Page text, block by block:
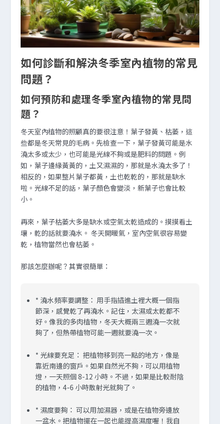
如何診斷和解決冬季室內植物的常見
問題？
如何預防和處理冬季室內植物的常見問
題？
冬天室內植物的照顧真的要很注意！葉子發黃、枯萎，這
些都是冬天常見的毛病。先檢查一下，葉子發黃可能是水
澆太多或太少，也可能是光線不夠或是肥料的問題。例
如，葉子邊緣黃黃的，土又濕濕的，那就是水澆太多了！
相反的，如果整片葉子都黃，土也乾乾的，那就是缺水
啦。光線不足的話，葉子顏色會變淡，新葉子也會比較
小。
再來，葉子枯萎大多是缺水或空氣太乾造成的。摸摸看土
壤，乾的話就要澆水。 冬天開暖氣，室內空氣很容易變
乾，植物當然也會枯萎。
那該怎麼辦呢？其實很簡單：
*澆水頻率要調整： 用手指插進土裡大概一個指
節深，感覺乾了再澆水。記住，太濕或太乾都不
好。像我的多肉植物，冬天大概兩三週澆一次就
夠了，但熱帶植物可能一週就要澆一次。
* 光線要充足： 把植物移到亮一點的地方，像是
靠近南邊的窗戶。如果自然光不夠，可以用植物
燈，一天照個 8-12 小時。不過，如果是比較耐陰
的植物，4-6 小時散射光就夠了。
*濕度要夠： 可以用加濕器，或是在植物旁邊放
一盆水。把植物擺在一起也能提高濕度喔！我自